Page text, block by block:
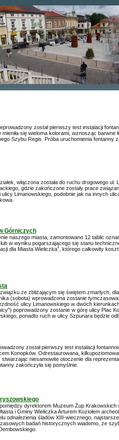
został pierwszy test instalacji
się wieloma kolorami, wznosząc barwne
Szybu Regis. Próba uruchomienia fontanny
włączona została do ruchu drogowego
gdzie zakończone zostały prace
Limanowskiego, podobnie jak na innych
Górniczych
naszego miasta, zamontowano 12 tablic
w wyniku pogarszającego się stanu
dla Miasta Wieliczka”, którego całkowity koszt
ze zbliżającym się świętem zmarłych,
(sobota) wprowadzona zostanie
ulicy Limanowskiego w dwóch
poprowadzony zostanie w górę ulicy Plac
ponadto ruch w ulicy Szpunara będzie
został pierwszy test instalacji
Konopków. Odrestaurowana,
stwarzając niesamowite otoczenie dla
zakończyła się pomyślnie.
dyrektorem Muzeum Żup Krakowskich
i Gminy Wieliczka Arturem Koziołem
odnalezienia śladów XIII-wiecznego,
badań historycznych wiadomo, że